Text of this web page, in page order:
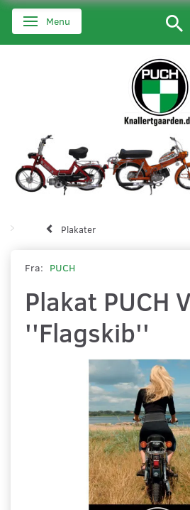
Skifte navigation
Menu
Plakater
Fra: PUCH
Plakat PUCH
''Flagskib''